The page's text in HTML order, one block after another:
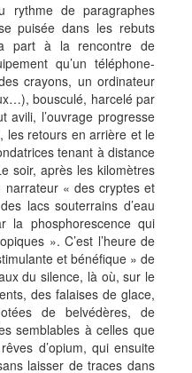
de paragraphes
puisée dans les rebuts
part à la rencontre de
qu’un téléphone-
crayons, un ordinateur
bousculé, harcelé par
avili, l’ouvrage progresse
les retours en arrière et le
tenant à distance
soir, après les kilomètres
narrateur « des cryptes et
lacs souterrains d’eau
la phosphorescence qui
». C’est l’heure de
et bénéfique » de
du silence, là où, sur le
des falaises de glace,
de belvédères, de
semblables à celles que
d’opium, qui ensuite
laisser de traces dans